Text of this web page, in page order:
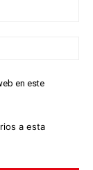
en este
a esta